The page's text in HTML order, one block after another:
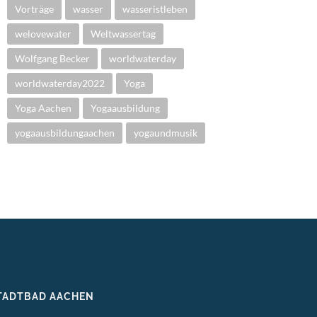
Vorträge wasser wasseristleben
welovewater Weltwassertag
Wolfgang Becker worldwaterday
worldwaterday2022 Yoga
Yoga Aachen Yogaausbildung
yogaausbildungaachen yogaundmusik
AACHEN